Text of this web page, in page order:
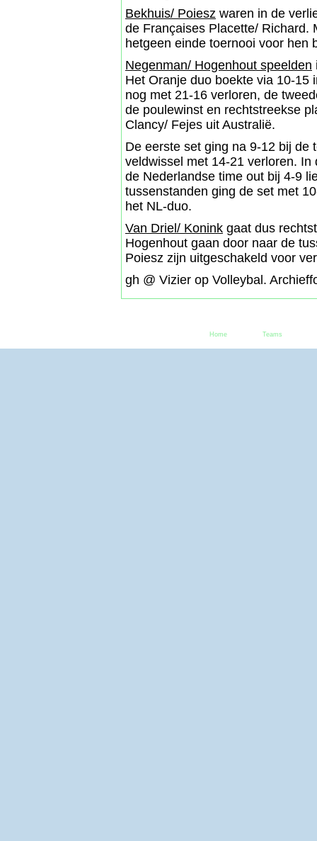
Bekhuis/ Poiesz waren in de
de Françaises Placette/ Richard.
hetgeen einde toernooi voor hen
Negenman/ Hogenhout speelden
Het Oranje duo boekte via 10-15
nog met 21-16 verloren, de
de poulewinst en rechtstreekse
Clancy/ Fejes uit Australië.
De eerste set ging na 9-12 bij de
veldwissel met 14-21 verloren.
de Nederlandse time out bij 4-9
tussenstanden ging de set met
het NL-duo.
Van Driel/ Konink gaat dus
Hogenhout gaan door naar de
Poiesz zijn uitgeschakeld voor
gh @ Vizier op Volleybal.
Home Teams